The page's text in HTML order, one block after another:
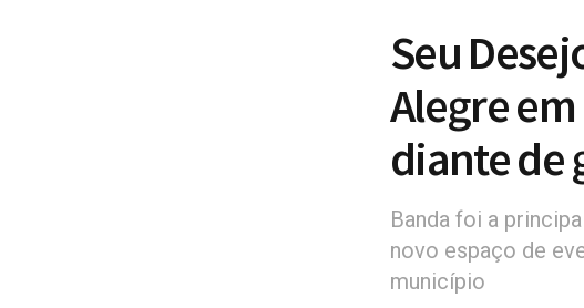
Seu
Alegre
diante de
Banda foi a
novo espaço de
município